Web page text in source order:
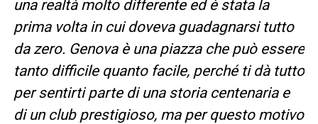
una realtà molto differente ed è stata la
prima volta in cui doveva guadagnarsi tutto
da zero. Genova è una piazza che può essere
tanto difficile quanto facile, perché ti dà tutto
per sentirti parte di una storia centenaria e
di un club prestigioso, ma per questo motivo